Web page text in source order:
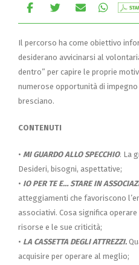
Il percorso ha come obiettivo
desiderano avvicinarsi al
dentro” per capire le proprie
numerose opportunità di
bresciano.
CONTENUTI
• MI GUARDO ALLO SPECCHIO. La
Desideri, bisogni, aspettative;
• IO PER TE E… STARE IN
atteggiamenti che favoriscono
associativi. Cosa significa
risorse e le sue criticità;
• LA CASSETTA DEGLI ATTREZZI.
acquisire per operare al meglio;